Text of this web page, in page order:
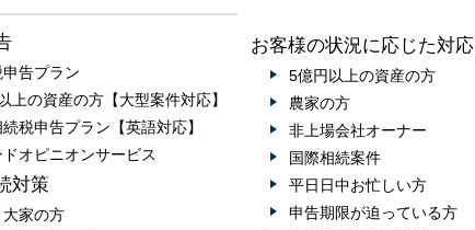
告プラン
上の資産の方【大型案件対応】
税申告プラン【英語対応】
オピニオンサービス
対策
家の方
お客様の状況に応じた対応
5億円以上の資産の方
農家の方
非上場会社オーナー
国際相続案件
平日日中お忙しい方
申告期限が迫っている方